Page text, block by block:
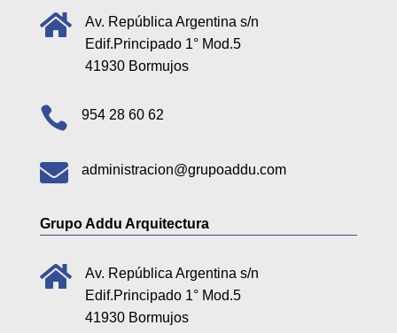

Av. República Argentina s/n
Edif.Principado 1° Mod.5
41930 Bormujos
 954 28 60 62
 administracion@grupoaddu.com
Grupo Addu Arquitectura

Av. República Argentina s/n
Edif.Principado 1° Mod.5
41930 Bormujos